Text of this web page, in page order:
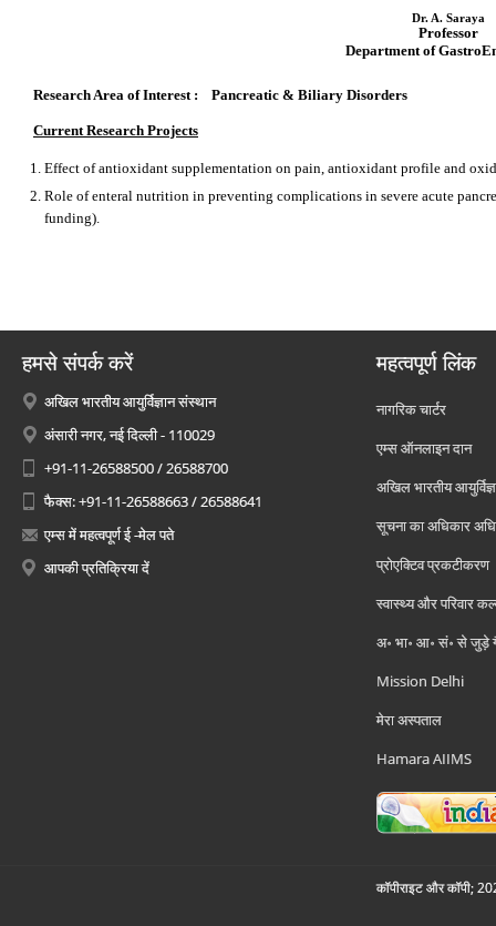
Dr. A. Saraya
Professor
Department of
Research Area of Interest : Pancreatic & Biliary Disorders
Current Research Projects
Effect of antioxidant supplementation on pain, antioxidant profile and
Role of enteral nutrition in preventing complications in severe acute
funding).
हमसे संपर्क करें
अखिल भारतीय आयुर्विज्ञान संस्थान
अंसारी नगर, नई दिल्ली - 110029
+91-11-26588500 / 26588700
फैक्स: +91-11-26588663 / 26588641
एम्स में महत्वपूर्ण ई -मेल पते
आपकी प्रतिक्रिया दें
महत्वपूर्ण लिंक
नागरिक चार्टर
एम्स ऑनलाइन दान
अखिल भारतीय
सूचना का अधिकार
प्रोएक्टिव प्रकटीकरण
स्वास्थ्य और परिवार
अ॰ भा॰ आ॰ सं॰ से जुड़े
Mission Delhi
मेरा अस्पताल
Hamara AIIMS
कॉपीराइट और कॉपी;